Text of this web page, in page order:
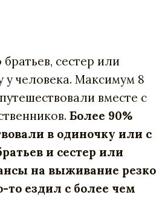
сестер или
у человека. Максимум 8
вместе с
Более 90%
в одиночку или с
и сестер или
на выживание резко
то ездил с более чем